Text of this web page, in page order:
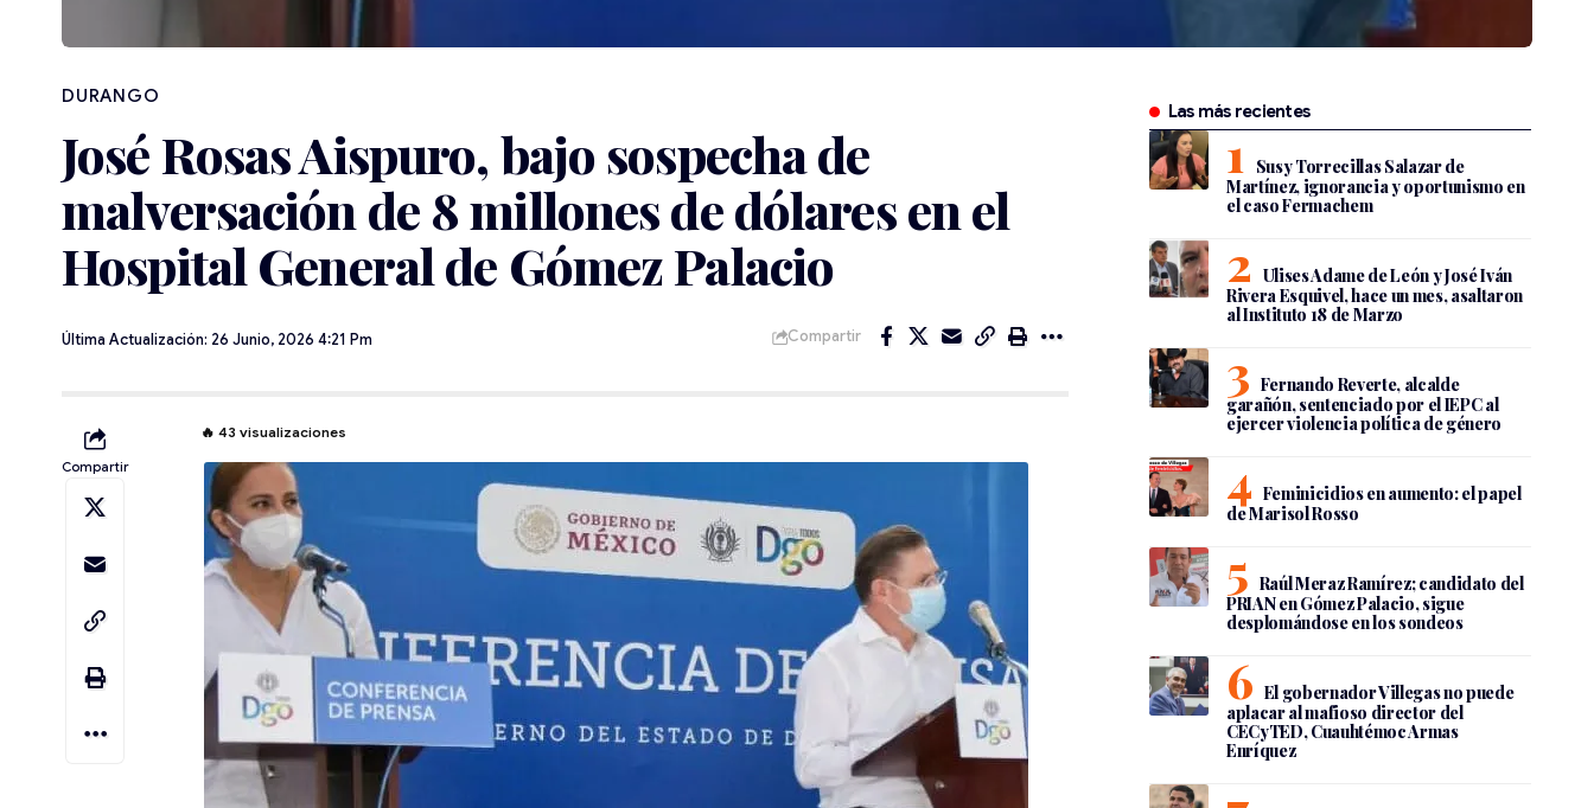
DURANGO
José Rosas Aispuro, bajo sospecha de
malversación de 8 millones de dólares en el
Hospital General de Gómez Palacio
Última Actualización: 26 Junio, 2026 4:21 Pm Compartir
Compartir
🔥43 visualizaciones
Las más recientes
Susy Torrecillas Salazar de
Martínez, ignorancia y oportunismo en
el caso Fermachem
Ulises Adame de León y José Iván
Rivera Esquivel, hace un mes, asaltaron
al Instituto 18 de Marzo
Fernando Reverte, alcalde
garañón, sentenciado por el IEPC al
ejercer violencia política de género
Feminicidios en aumento: el papel
de Marisol Rosso
Raúl Meraz Ramírez; candidato del
PRIAN en Gómez Palacio, sigue
desplomándose en los sondeos
El gobernador Villegas no puede
aplacar al mafioso director del
CECyTED, Cuauhtémoc Armas
Enríquez